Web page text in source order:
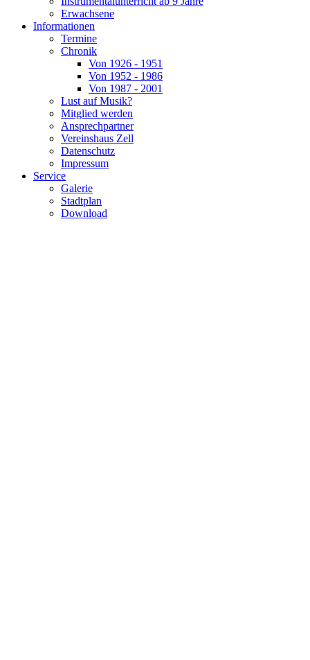
Erwachsene
Informationen
Termine
Chronik
Von 1926 - 1951
Von 1952 - 1986
Von 1987 - 2001
Lust auf Musik?
Mitglied werden
Ansprechpartner
Vereinshaus Zell
Datenschutz
Impressum
Service
Galerie
Stadtplan
Download